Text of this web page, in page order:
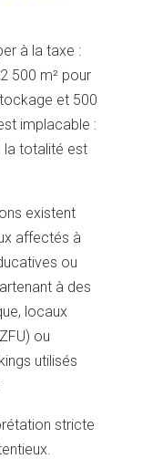
à la taxe :
500 m² pour
et 500
implacable :
la totalité est
existent
affectés à
ou
à des
locaux
ou
utilisés
stricte